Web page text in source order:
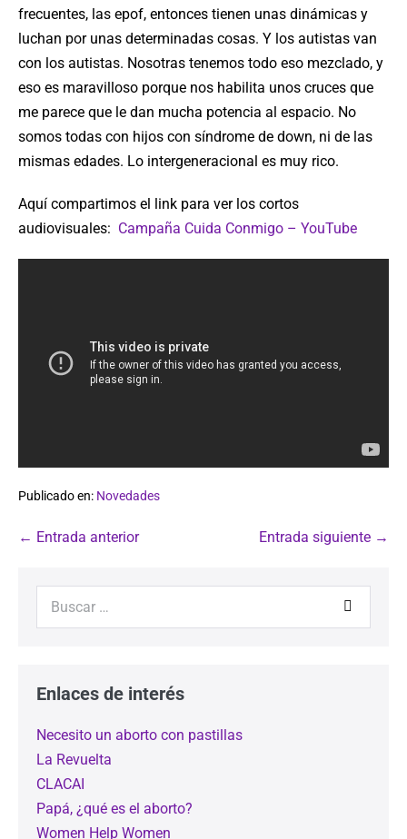
frecuentes, las epof, entonces tienen unas dinámicas y
luchan por unas determinadas cosas. Y los autistas van
con los autistas. Nosotras tenemos todo eso mezclado, y
eso es maravilloso porque nos habilita unos cruces que
me parece que le dan mucha potencia al espacio. No
somos todas con hijos con síndrome de down, ni de las
mismas edades. Lo intergeneracional es muy rico.
Aquí compartimos el link para ver los cortos
audiovisuales: Campaña Cuida Conmigo – YouTube
Publicado en: Novedades
← Entrada anterior Entrada siguiente →
Enlaces de interés
Necesito un aborto con pastillas
La Revuelta
CLACAI
Papá, ¿qué es el aborto?
Women Help Women